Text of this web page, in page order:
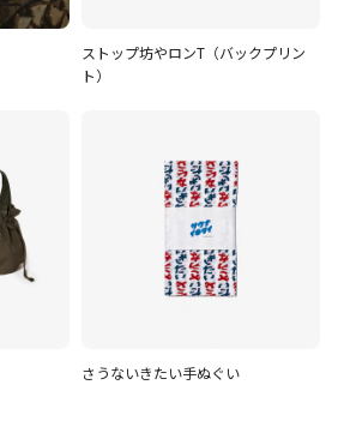
ストップ坊やロンT（バックプリン
ト）
さうないきたい手ぬぐい